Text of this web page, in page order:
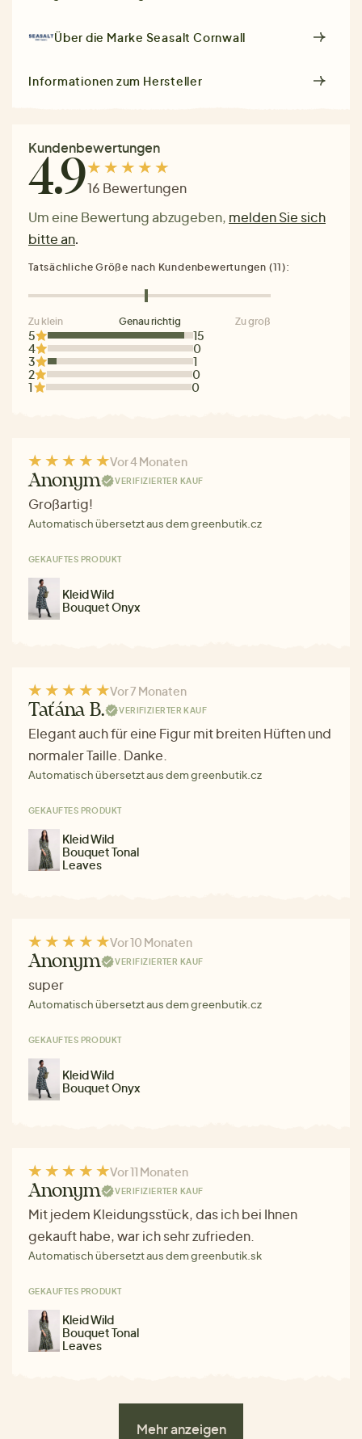
Über die Marke Seasalt Cornwall
Informationen zum Hersteller
Kundenbewertungen
4.916 Bewertungen
Um eine Bewertung abzugeben, melden Sie sich
bitte an.
5
15
4
0
3
1
2
0
1
0
Tatsächliche Größe nach Kundenbewertungen (11):
Zu klein Genau richtig Zu groß
Vor 4 Monaten
Anonym VERIFIZIERTER KAUF
Großartig!
Automatisch übersetzt aus dem greenbutik.cz
GEKAUFTES PRODUKT
Kleid Wild
Bouquet Onyx
Vor 7 Monaten
Taťána B. VERIFIZIERTER KAUF
Elegant auch für eine Figur mit breiten Hüften und
normaler Taille. Danke.
Automatisch übersetzt aus dem greenbutik.cz
GEKAUFTES PRODUKT
Kleid Wild
Bouquet Tonal
Leaves
Vor 10 Monaten
Anonym VERIFIZIERTER KAUF
super
Automatisch übersetzt aus dem greenbutik.cz
GEKAUFTES PRODUKT
Kleid Wild
Bouquet Onyx
Vor 11 Monaten
Anonym VERIFIZIERTER KAUF
Mit jedem Kleidungsstück, das ich bei Ihnen
gekauft habe, war ich sehr zufrieden.
Automatisch übersetzt aus dem greenbutik.sk
GEKAUFTES PRODUKT
Kleid Wild
Bouquet Tonal
Leaves
Mehr anzeigen